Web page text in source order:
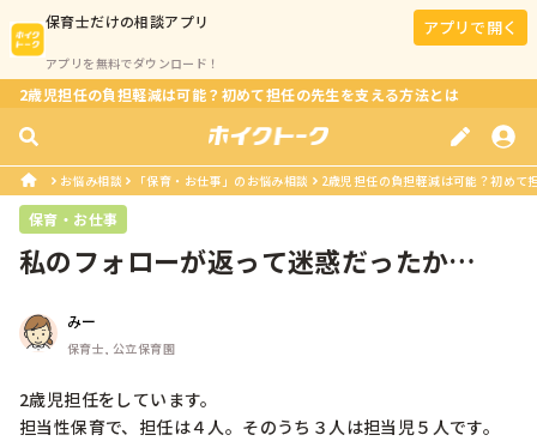
保育士だけの相談アプリ
アプリを無料でダウンロード！
アプリで開く
2歳児担任の負担軽減は可能？初めて担任の先生を支える方法とは
お悩み相談 「保育・お仕事」のお悩み相談 2歳児担任の負担軽減は可能？初めて
保育・お仕事
私のフォローが返って迷惑だったか…
みー
保育士, 公立保育園
2歳児担任をしています。
担当性保育で、担任は４人。そのうち３人は担当児５人です。